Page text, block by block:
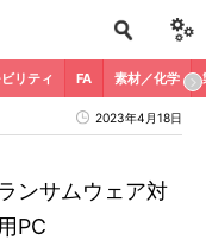
リティ FA 素材／化学
2023年4月18日
ンサムウェア対
PC